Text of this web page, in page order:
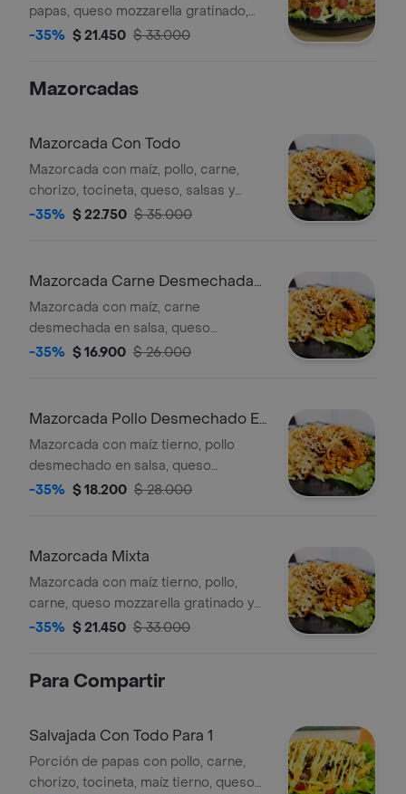
papas, queso mozzarella gratinado,
salsas y papita fosforito.
-35% $ 21.450 $ 33.000
Mazorcadas
Mazorcada Con Todo
Mazorcada con maíz, pollo, carne,
chorizo, tocineta, queso, salsas y
papita fosforito.
-35% $ 22.750 $ 35.000
Mazorcada Carne Desmechada
En Salsa
Mazorcada con maíz, carne
desmechada en salsa, queso
mozzarella, papita fosforito y lechuga.
-35% $ 16.900 $ 26.000
Mazorcada Pollo Desmechado En
Salsa
Mazorcada con maíz tierno, pollo
desmechado en salsa, queso
gratinado, salsas de la casa y papitas
-35% $ 18.200 $ 28.000
Mazorcada Mixta
Mazorcada con maíz tierno, pollo,
carne, queso mozzarella gratinado y
papas trituradas sobre lechuga.
-35% $ 21.450 $ 33.000
Para Compartir
Salvajada Con Todo Para 1
Porción de papas con pollo, carne,
chorizo, tocineta, maíz tierno, queso